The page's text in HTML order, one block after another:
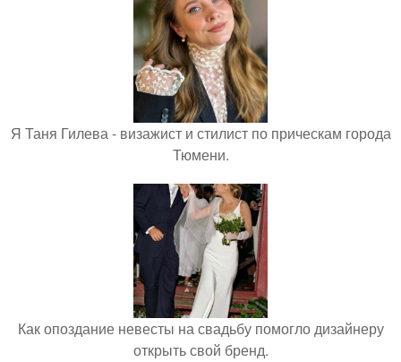
Я Таня Гилева - визажист и стилист по прическам города
Тюмени.
Как опоздание невесты на свадьбу помогло дизайнеру
открыть свой бренд.